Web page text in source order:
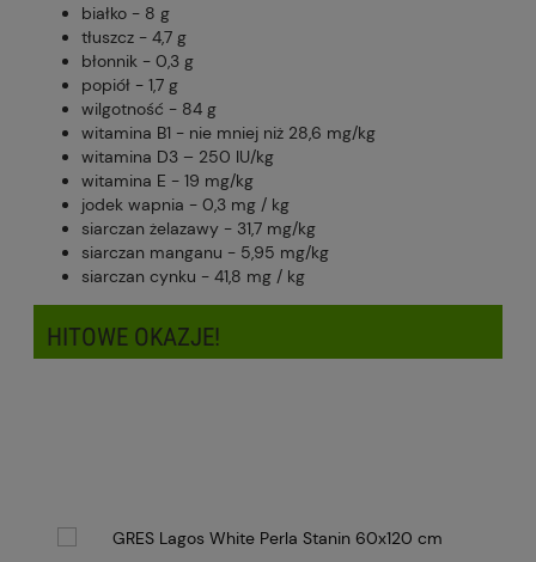
białko - 8 g
tłuszcz - 4,7 g
błonnik - 0,3 g
popiół - 1,7 g
wilgotność - 84 g
witamina B1 - nie mniej niż 28,6 mg/kg
witamina D3 – 250 IU/kg
witamina E - 19 mg/kg
jodek wapnia - 0,3 mg / kg
siarczan żelazawy - 31,7 mg/kg
siarczan manganu - 5,95 mg/kg
siarczan cynku - 41,8 mg / kg
HITOWE OKAZJE!